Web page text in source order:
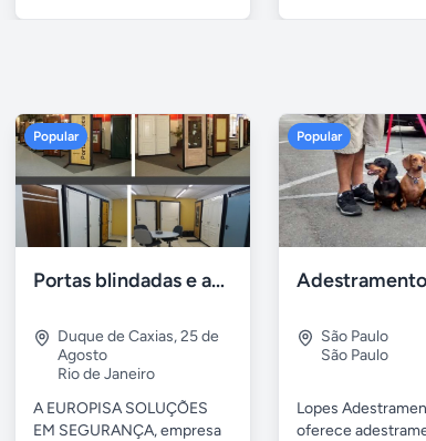
Popular
Portas blindadas e anti-arrombamento Europisa
Duque de Caxias,25 de
Agosto
Rio de Janeiro
A EUROPISA SOLUÇÕES
EM SEGURANÇA, empresa
Popular
São Paulo
São Paulo
Lopes
oferece